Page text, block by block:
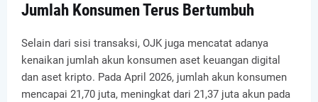
Jumlah Konsumen Terus Bertumbuh
Selain dari sisi transaksi, OJK juga mencatat adanya
kenaikan jumlah akun konsumen aset keuangan digital
dan aset kripto. Pada April 2026, jumlah akun konsumen
mencapai 21,70 juta, meningkat dari 21,37 juta akun pada